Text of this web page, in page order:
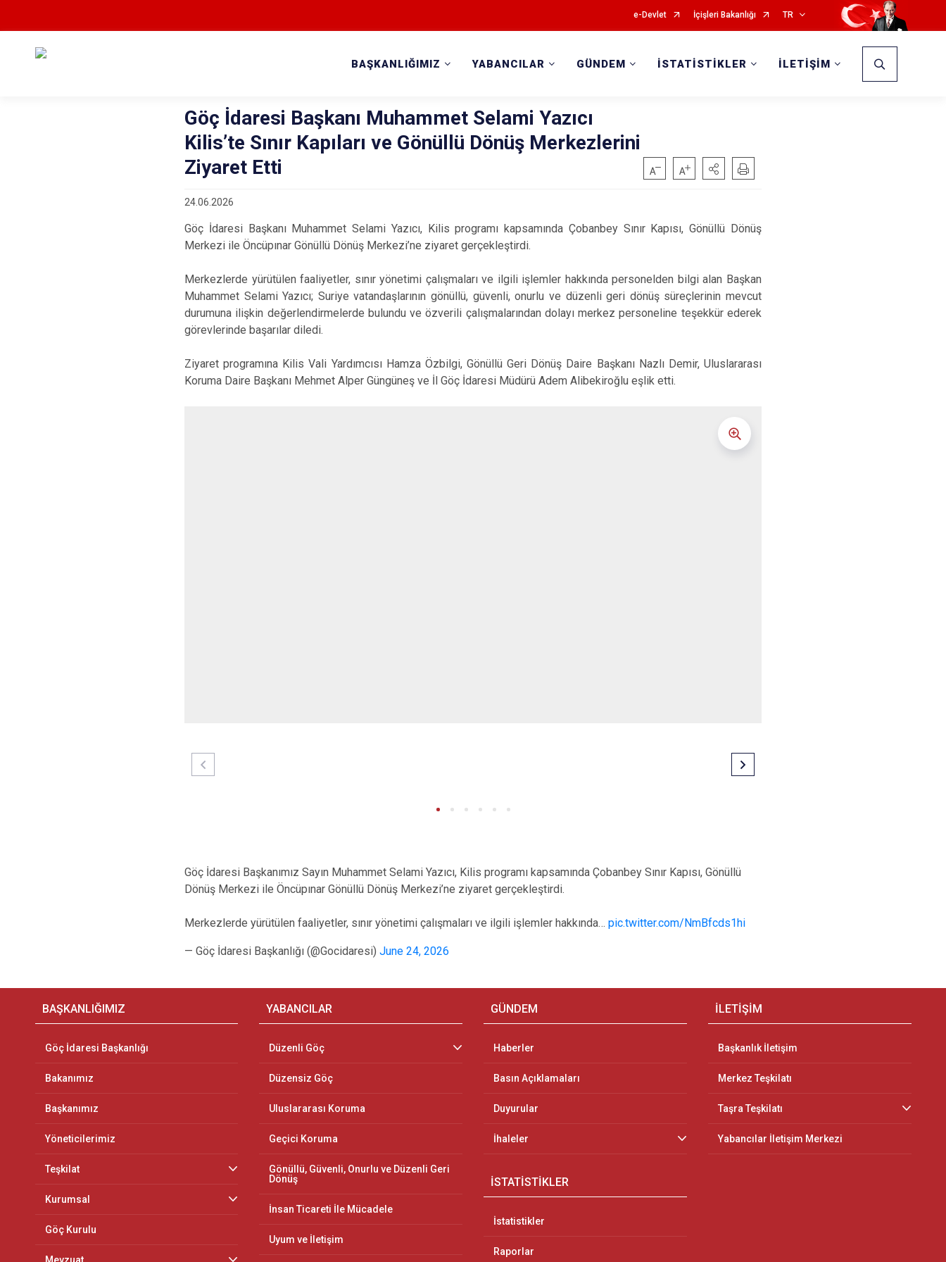
e-Devlet İçişleri Bakanlığı TR
BAŞKANLIĞIMIZ YABANCILAR GÜNDEM İSTATİSTİKLER İLETİŞİM
Göç İdaresi Başkanı Muhammet Selami Yazıcı
Kilis’te Sınır Kapıları ve Gönüllü Dönüş Merkezlerini
Ziyaret Etti
24.06.2026
Göç İdaresi Başkanı Muhammet Selami Yazıcı, Kilis programı kapsamında Çobanbey Sınır Kapısı, Gönüllü Dönüş
Merkezi ile Öncüpınar Gönüllü Dönüş Merkezi’ne ziyaret gerçekleştirdi.
Merkezlerde yürütülen faaliyetler, sınır yönetimi çalışmaları ve ilgili işlemler hakkında personelden bilgi alan Başkan
Muhammet Selami Yazıcı; Suriye vatandaşlarının gönüllü, güvenli, onurlu ve düzenli geri dönüş süreçlerinin mevcut
durumuna ilişkin değerlendirmelerde bulundu ve özverili çalışmalarından dolayı merkez personeline teşekkür ederek
görevlerinde başarılar diledi.
Ziyaret programına Kilis Vali Yardımcısı Hamza Özbilgi, Gönüllü Geri Dönüş Daire Başkanı Nazlı Demir, Uluslararası
Koruma Daire Başkanı Mehmet Alper Güngüneş ve İl Göç İdaresi Müdürü Adem Alibekiroğlu eşlik etti.
Göç İdaresi Başkanımız Sayın Muhammet Selami Yazıcı, Kilis programı kapsamında Çobanbey Sınır Kapısı, Gönüllü
Dönüş Merkezi ile Öncüpınar Gönüllü Dönüş Merkezi’ne ziyaret gerçekleştirdi.
Merkezlerde yürütülen faaliyetler, sınır yönetimi çalışmaları ve ilgili işlemler hakkında… pic.twitter.com/NmBfcds1hi
— Göç İdaresi Başkanlığı (@Gocidaresi) June 24, 2026
BAŞKANLIĞIMIZ
Göç İdaresi Başkanlığı
Bakanımız
Başkanımız
Yöneticilerimiz
Teşkilat
Kurumsal
Göç Kurulu
YABANCILAR
Düzenli Göç
Düzensiz Göç
Uluslararası Koruma
Geçici Koruma
Gönüllü, Güvenli, Onurlu ve Düzenli Geri
Dönüş
İnsan Ticareti İle Mücadele
Uyum ve İletişim
GÜNDEM
Haberler
Basın Açıklamaları
Duyurular
İhaleler
İSTATİSTİKLER
İstatistikler
Raporlar
İLETİŞİM
Başkanlık İletişim
Merkez Teşkilatı
Taşra Teşkilatı
Yabancılar İletişim Merkezi